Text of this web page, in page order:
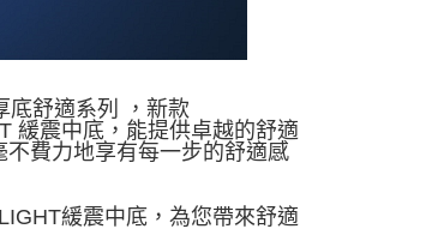
底舒適系列 ，新款
緩震中底，能提供卓越的舒適
費力地享有每一步的舒適感
緩震中底，為您帶來舒適